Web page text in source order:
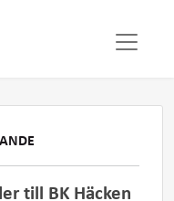
till BK Häcken